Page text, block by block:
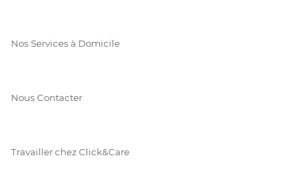
Nos Services à Domicile
Nous Contacter
Travailler chez Click&Care